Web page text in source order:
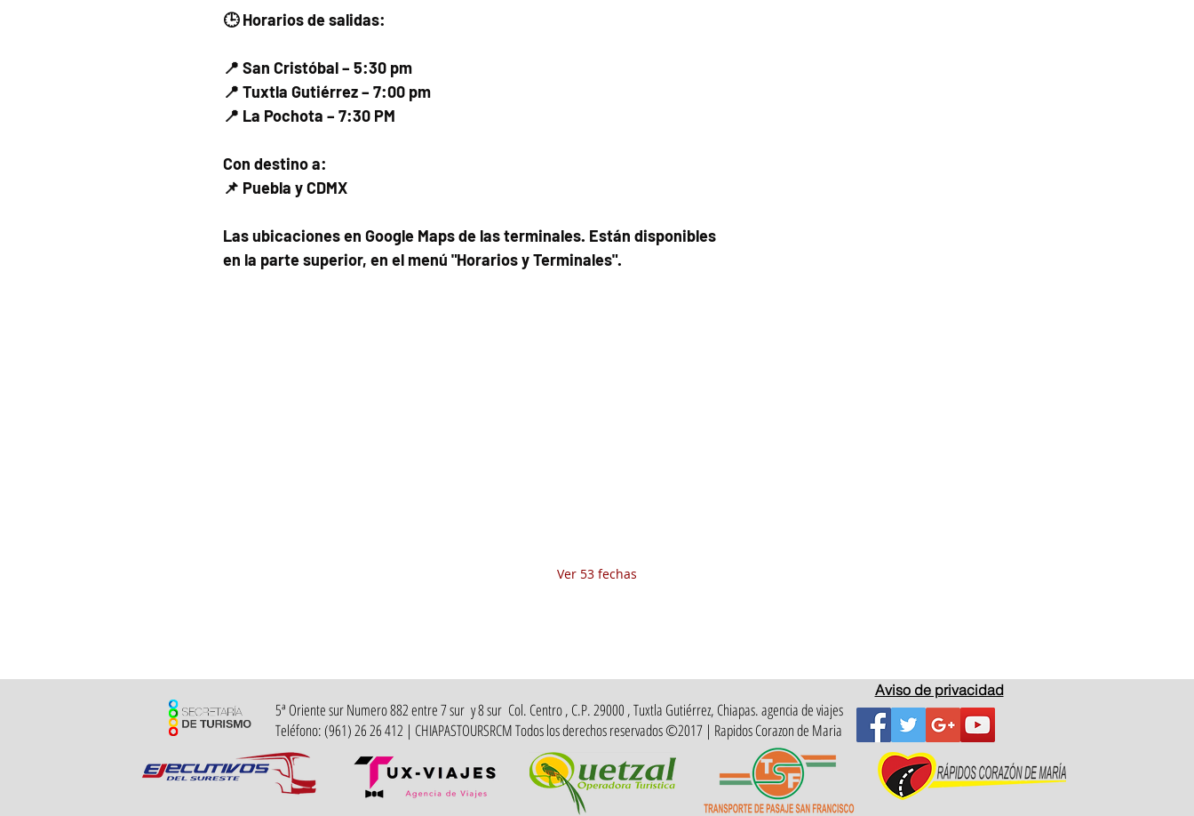
🕒 Horarios de salidas:
📍 San Cristóbal – 5:30 pm
📍 Tuxtla Gutiérrez – 7:00 pm
📍 La Pochota – 7:30 PM
Con destino a:
📌 Puebla y CDMX
Las ubicaciones en Google Maps de las terminales. Están disponibles
en la parte superior, en el menú "Horarios y Terminales".
Ver 53 fechas
5ª Oriente sur Numero 882 entre 7 sur y 8 sur Col. Centro , C.P. 29000 , Tuxtla Gutiérrez, Chiapas. agencia de viajes
Teléfono: (961) 26 26 412 | CHIAPASTOURSRCM Todos los derechos reservados ©2017 | Rapidos Corazon de Maria
Aviso de privacidad